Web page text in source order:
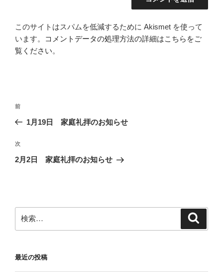
このサイトはスパムを低減するために Akismet を使って
います。
コメントデータの処理方法の詳細はこちらをご
覧ください。
投
ビ
ゲ
ン
前
の
稿
前
1月19日 家庭礼拝のお知らせ
次
の
次
2月2日 家庭礼拝のお知らせ
索:
最近の投稿